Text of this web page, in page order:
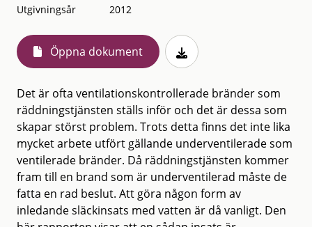
Utgivningsår
2012
Öppna dokument
Det är ofta ventilationskontrollerade bränder som
räddningstjänsten ställs inför och det är dessa som
skapar störst problem. Trots detta finns det inte lika
mycket arbete utfört gällande underventilerade som
ventilerade bränder. Då räddningstjänsten kommer
fram till en brand som är underventilerad måste de
fatta en rad beslut. Att göra någon form av
inledande släckinsats med vatten är då vanligt. Den